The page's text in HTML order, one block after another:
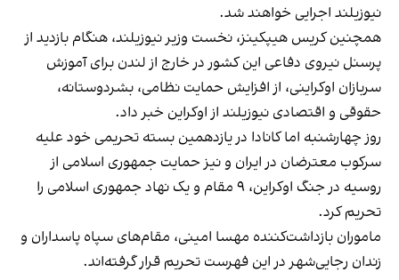
نیوزیلند اجرایی خواهند شد.
همچنین کریس هیپکینز، نخست وزیر نیوزیلند، هنگام بازدید از
پرسنل نیروی دفاعی این کشور در خارج از لندن برای آموزش
سربازان اوکراینی، از افزایش حمایت نظامی، بشردوستانه،
حقوقی و اقتصادی نیوزیلند از اوکراین خبر داد.
روز چهارشنبه اما کانادا در یازدهمین بسته تحریمی خود علیه
سرکوب معترضان در ایران و نیز حمایت جمهوری اسلامی از
روسیه در جنگ اوکراین، ۹ مقام و یک نهاد جمهوری اسلامی را
تحریم کرد.
ماموران بازداشت‌کننده مهسا امینی، مقام‌های سپاه پاسداران و
زندان رجایی‌شهر در این فهرست تحریم قرار گرفته‌اند.